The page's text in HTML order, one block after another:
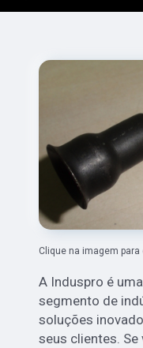
Clique na imagem para
A Induspro é
segmento de
soluções
seus clientes.